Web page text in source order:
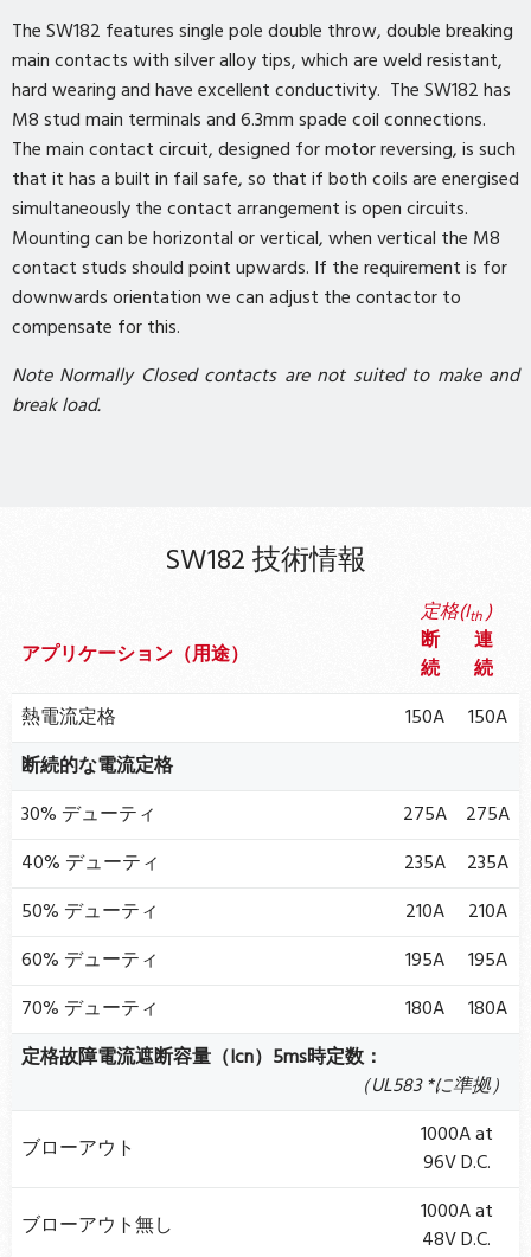
The SW182 features single pole double throw, double breaking
main contacts with silver alloy tips, which are weld resistant,
hard wearing and have excellent conductivity. The SW182 has
M8 stud main terminals and 6.3mm spade coil connections.
The main contact circuit, designed for motor reversing, is such
that it has a built in fail safe, so that if both coils are energised
simultaneously the contact arrangement is open circuits.
Mounting can be horizontal or vertical, when vertical the M8
contact studs should point upwards. If the requirement is for
downwards orientation we can adjust the contactor to
compensate for this.
Note Normally Closed contacts are not suited to make and
break load.
SW182 技術情報
アプリケーション（用途）
断
続
定格(Ith)
連
続
熱電流定格
150A
150A
断続的な電流定格
30% デューティ
275A
275A
40% デューティ
235A
235A
50% デューティ
210A
210A
60% デューティ
195A
195A
70% デューティ
180A
180A
定格故障電流遮断容量（Icn）5ms時定数：
（UL583 *に準拠）
ブローアウト
1000A at
96V D.C.
ブローアウト無し
1000A at
48V D.C.